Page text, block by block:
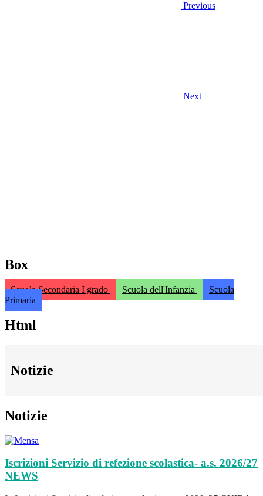
Previous
Next
Box
Scuola Secondaria I grado Scuola dell'Infanzia
Scuola
Primaria
Html
Notizie
Notizie
Iscrizioni Servizio di refezione scolastica- a.s. 2026/27
NEWS